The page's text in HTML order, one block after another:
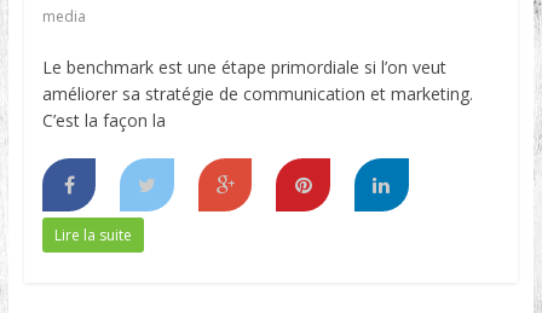
media
Le benchmark est une étape primordiale si l’on veut
améliorer sa stratégie de communication et marketing.
C’est la façon la
Lire la suite